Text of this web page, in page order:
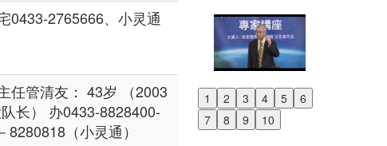
0433-2765666、小灵通
任管清友： 43岁 （2003
长） 办0433-8828400-
（小灵通）
1 2 3 4 5
6
7
8 9 10
Previous
Next